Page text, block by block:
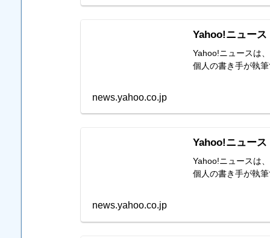
Yahoo!ニュース
Yahoo!ニュースは
個人の書き手が執
news.yahoo.co.jp
Yahoo!ニュース
Yahoo!ニュースは
個人の書き手が執
news.yahoo.co.jp